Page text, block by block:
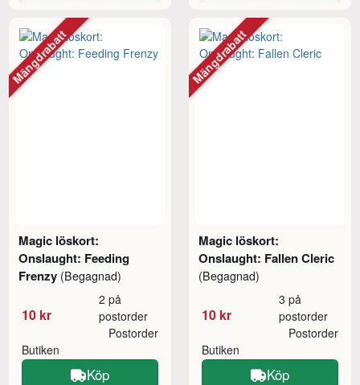
Magic löskort:
Onslaught: Feeding
Frenzy (Begagnad)
10 kr
2 på
postorder
Butiken
Postorder
Köp
Mängdrabatt
Magic löskort:
Onslaught: Fallen Cleric
(Begagnad)
10 kr
3 på
postorder
Butiken
Postorder
Köp
Mängdrabatt